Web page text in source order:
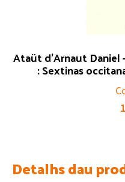
Ataüt d’Arnaut Daniel
: Sextinas
Detalhs dau